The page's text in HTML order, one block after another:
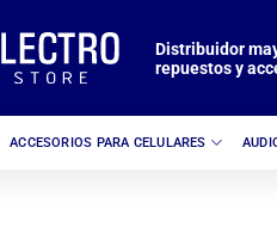
Distribuidor
repuestos y
ACCESORIOS PARA CELULARES